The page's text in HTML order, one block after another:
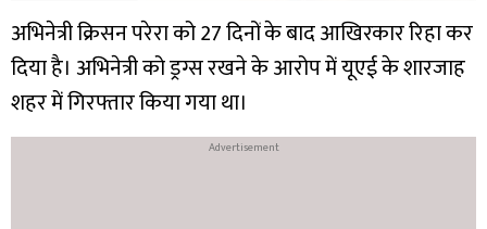
अभिनेत्री क्रिसन परेरा को 27 दिनों के बाद आखिरकार रिहा कर
दिया है। अभिनेत्री को ड्रग्स रखने के आरोप में यूएई के शारजाह
शहर में गिरफ्तार किया गया था।